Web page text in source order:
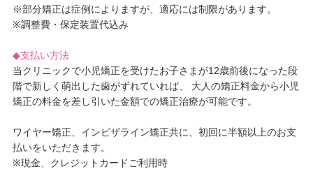
※部分矯正は症例によりますが、適応には制限があります。
※調整費・保定装置代込み
◆支払い方法
当クリニックで小児矯正を受けたお子さまが12歳前後になった段
階で新しく萌出した歯がずれていれば、 大人の矯正料金から小児
矯正の料金を差し引いた金額での矯正治療が可能です。
ワイヤー矯正、インビザライン矯正共に、初回に半額以上のお支
払いをいただきます。
※現金、クレジットカードご利用時